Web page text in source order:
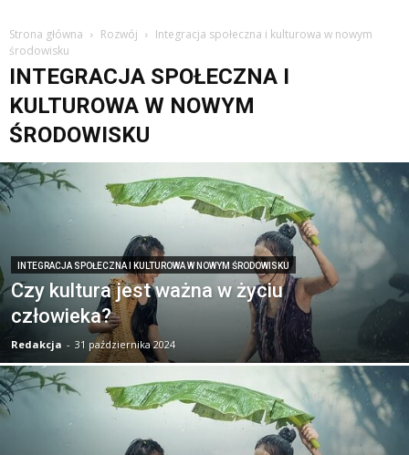
Strona główna Rozwój
Integracja społeczna i kulturowa w nowym
środowisku
INTEGRACJA SPOŁECZNA I
KULTUROWA W NOWYM
ŚRODOWISKU
INTEGRACJA SPOŁECZNA I KULTUROWA W NOWYM ŚRODOWISKU
Czy kultura jest ważna w życiu
człowieka?
Redakcja - 31 października 2024